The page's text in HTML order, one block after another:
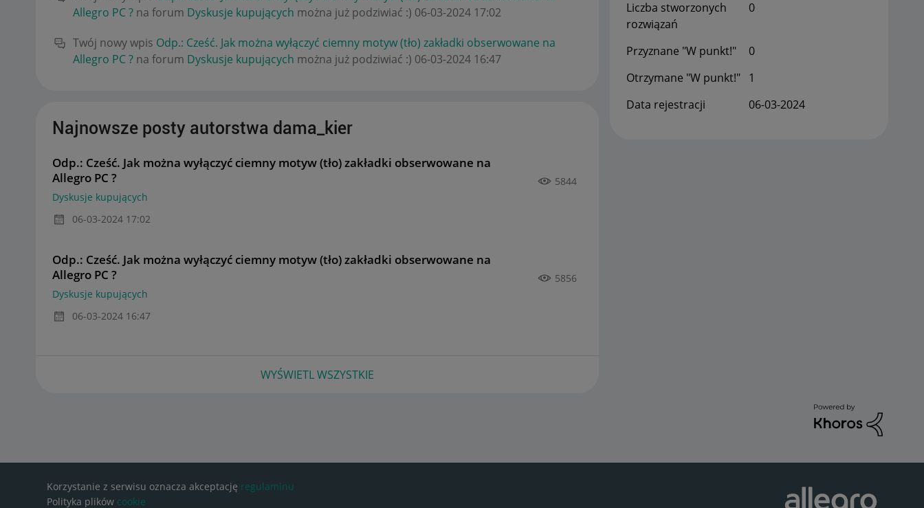
Allegro PC ? na forum Dyskusje kupujących można już podziwiać :) ‎06-03-2024 17:02
Twój nowy wpis Odp.: Cześć. Jak można wyłączyć ciemny motyw (tło) zakładki obserwowane na
Allegro PC ? na forum Dyskusje kupujących można już podziwiać :) ‎06-03-2024 16:47
Najnowsze posty autorstwa dama_kier
Odp.: Cześć. Jak można wyłączyć ciemny motyw (tło) zakładki obserwowane na
Allegro PC ?
Dyskusje kupujących
5844
‎06-03-2024 17:02
Odp.: Cześć. Jak można wyłączyć ciemny motyw (tło) zakładki obserwowane na
Allegro PC ?
Dyskusje kupujących
5856
‎06-03-2024 16:47
WYŚWIETL WSZYSTKIE
Liczba stworzonych
rozwiązań
0
Przyznane "W punkt!"
0
Otrzymane "W punkt!"
1
Data rejestracji
‎06-03-2024
Korzystanie z serwisu oznacza akceptację regulaminu
Polityka plików cookie